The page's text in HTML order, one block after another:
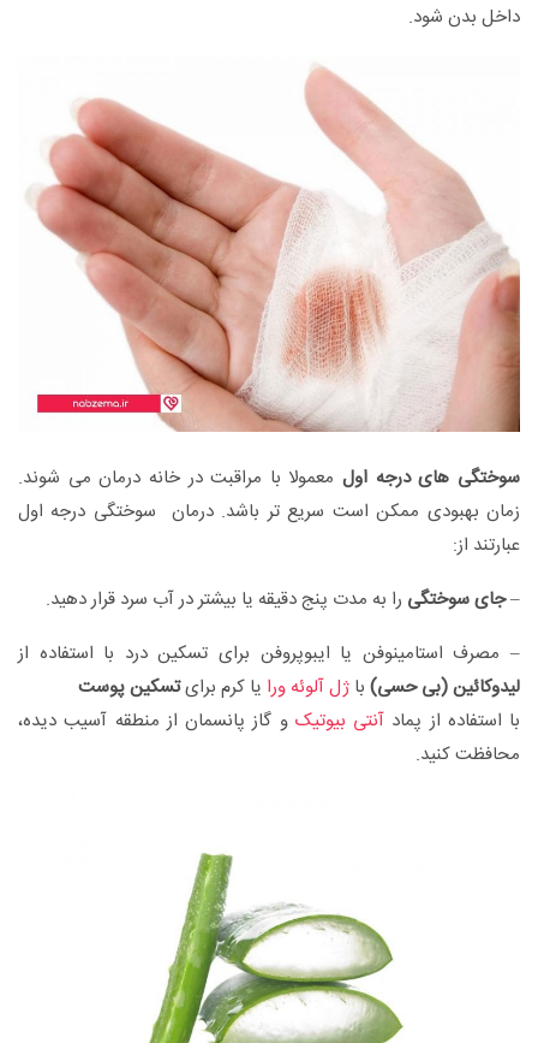
داخل بدن شود.
سوختگی های درجه اولمعمولا با مراقبت در خانه درمان می شوند.
زمان بهبودی ممکن است سریع تر باشد. درمان سوختگی درجه اول
عبارتند از:
–جای سوختگی را به مدت پنج دقیقه یا بیشتر در آب سرد قرار دهید.
– مصرف استامینوفن یا ایبوپروفن برای تسکین درد با استفاده از
لیدوکائین (بی حسی) با ژل آلوئه ورا یا کرم برایتسکین پوست
با استفاده از پماد آنتی بیوتیک و گاز پانسمان از منطقه آسیب دیده،
محافظت کنید.